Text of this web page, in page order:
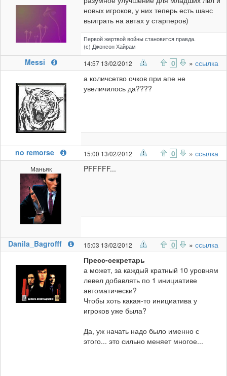
новых игроков, у них теперь есть шанс
выиграть на автах у старперов)
Первой жертвой войны становится правда.
(с) Джонсон Хайрам
Messi 14:57 13/02/2012 0 » ссылка
а количсетво очков при апе не
увеличилось да????
no remorse 15:00 13/02/2012 0 » ссылка
Маньяк PFFFFF...
Danila_Bagrofff 15:03 13/02/2012 0 » ссылка
Пресс-секретарь
а может, за каждый кратный 10 уровням
левел добавлять по 1 инициативе
автоматически?
Чтобы хоть какая-то инициатива у
игроков уже была?
Да, уж начать надо было именно с
этого... это сильно меняет многое...